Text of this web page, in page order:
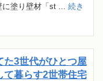
塗り壁材「st ... 続き
た3世代がひとつ屋
て暮らす2世帯住宅